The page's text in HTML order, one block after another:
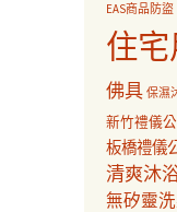
EAS商品防盜
住
佛具 保濕
新竹禮儀
板橋禮儀
清爽沐
無矽靈